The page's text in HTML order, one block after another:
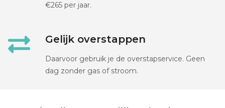
€265 per jaar.
Gelijk overstappen
Daarvoor gebruik je de overstapservice. Geen
dag zonder gas of stroom.